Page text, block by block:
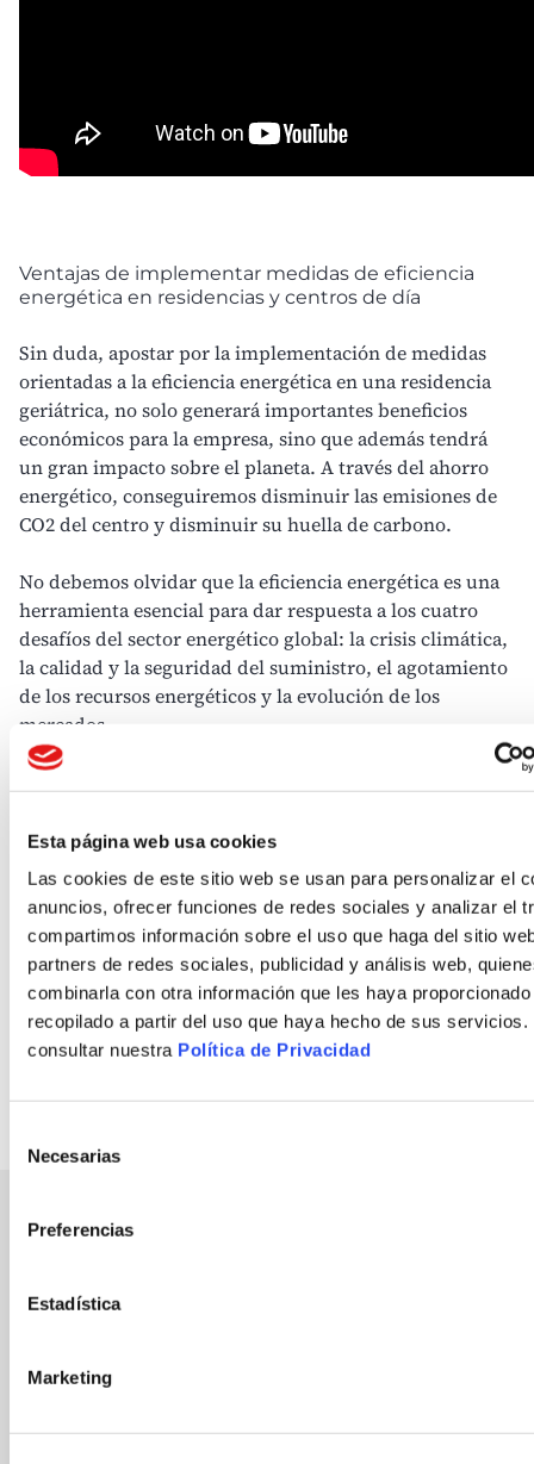
Esta página web usa cookies
Las cookies de este sitio web se usan para personalizar el
anuncios, ofrecer funciones de redes sociales y analizar el
compartimos información sobre el uso que haga del sitio
partners de redes sociales, publicidad y análisis web,
combinarla con otra información que les haya
recopilado a partir del uso que haya hecho de sus servicios.
consultar nuestra Política de Privacidad
Necesarias
Preferencias
Estadística
Marketing
Ventajas de implementar medidas de eficiencia
energética en residencias y centros de día
Sin duda, apostar por la implementación de medidas
orientadas a la eficiencia energética en una residencia
geriátrica, no solo generará importantes beneficios
económicos para la empresa, sino que además tendrá
un gran impacto sobre el planeta. A través del ahorro
energético, conseguiremos disminuir lasemisiones de
CO2del centro y disminuir su huella de carbono.
No debemos olvidar que laeficiencia energéticaes una
herramienta esencial para dar respuesta a los cuatro
desafíos del sector energético global: lacrisis climática,
la calidad y la seguridad del suministro, el agotamiento
de los recursos energéticos y la evolución de los
mercados.
Energía para empresas
Categorías
Related blogs